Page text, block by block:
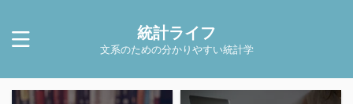
統計ライフ
文系のための分かりやすい統計学